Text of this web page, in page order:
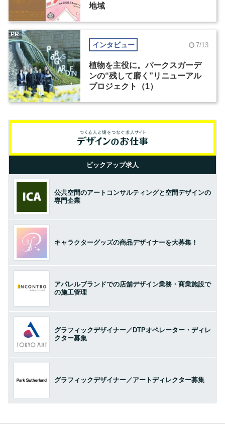
地域
インタビュー 7/13
植物を主役に。パークスガーデ
ンの“残して磨く”リニューアル
プロジェクト（1）
PR
ピックアップ求人
公共空間のアートコンサルティングと空間デザインの
専門企業
キャラクターグッズの商品デザイナーを大募集！
アパレルブランドでの店舗デザイン業務・商業施設で
の施工管理
グラフィックデザイナー／DTPオペレーター・ディレ
クター募集
グラフィックデザイナー／アートディレクター募集